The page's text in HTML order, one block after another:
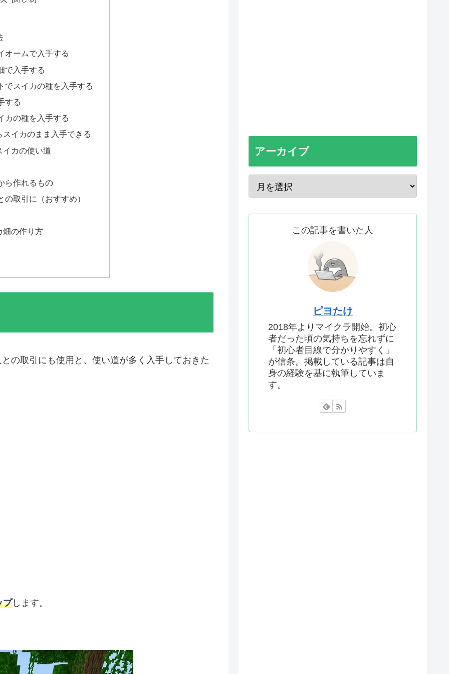
オームで入手する
で入手する
でスイカの種を入手する
する
カの種を入手する
イカのまま入手できる
イカの使い道
ら作れるもの
の取引に（おすすめ）
畑の作り方
の取引にも使用と、使い道が多く入手しておきた
プします。
アーカイブ
この記事を書いた人
ピヨたけ
2018年よりマイクラ開始。初心
者だった頃の気持ちを忘れずに
「初心者目線で分かりやすく」
が信条。掲載している記事は自
身の経験を基に執筆していま
す。